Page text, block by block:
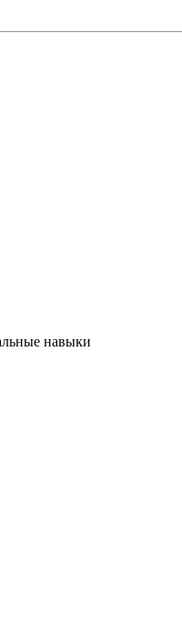
навыки